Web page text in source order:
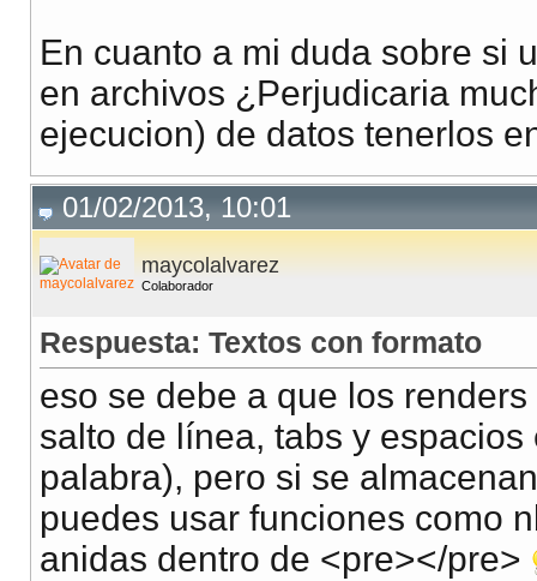
En cuanto a mi duda sobre si
en archivos ¿Perjudicaria
ejecucion) de datos tenerlos
01/02/2013, 10:01
maycolalvarez
Colaborador
Respuesta: Textos con formato
eso se debe a que los
salto de línea, tabs y
palabra), pero si se
puedes usar funciones como
anidas dentro de <pre></pre>